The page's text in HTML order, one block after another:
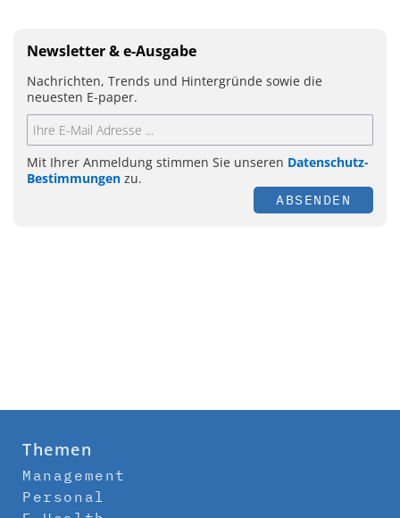
Newsletter & e-Ausgabe
Nachrichten, Trends und Hintergründe sowie die
neuesten E-paper.
Mit Ihrer Anmeldung stimmen Sie unseren Datenschutz-
Bestimmungen zu.
ABSENDEN
Themen
Management
Personal